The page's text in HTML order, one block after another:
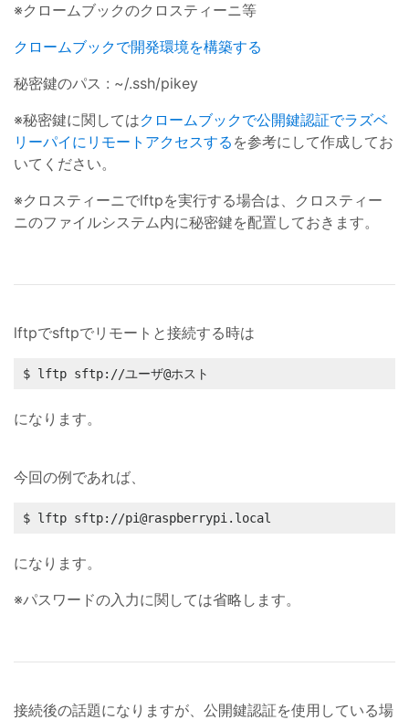
※クロームブックのクロスティーニ等
クロームブックで開発環境を構築する
秘密鍵のパス : ~/.ssh/pikey
※秘密鍵に関してはクロームブックで公開鍵認証でラズベ
リーパイにリモートアクセスする を参考にして作成してお
いてください。
※クロスティーニでlftpを実行する場合は、クロスティー
ニのファイルシステム内に秘密鍵を配置しておきます。
lftpでsftpでリモートと接続する時は
$ lftp sftp://ユーザ@ホスト
になります。
今回の例であれば、
$ lftp sftp://pi@raspberrypi.local
になります。
※パスワードの入力に関しては省略します。
接続後の話題になりますが、公開鍵認証を使用している場